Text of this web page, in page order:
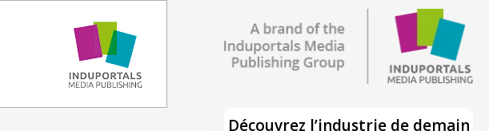
Découvrez l’industrie de demain